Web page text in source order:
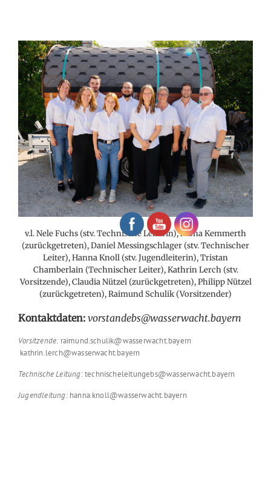
v.l. Nele Fuchs (stv. Technische Leiterin), Mona Kemmerth
(zurückgetreten), Daniel Messingschlager (stv. Technischer
Leiter), Hanna Knoll (stv. Jugendleiterin), Tristan
Chamberlain (Technischer Leiter), Kathrin Lerch (stv.
Vorsitzende), Claudia Nützel (zurückgetreten), Philipp Nützel
(zurückgetreten), Raimund Schulik (Vorsitzender)
Kontaktdaten: vorstandebs@wasserwacht.bayern
Vorsitzende:raimund.schulik@wasserwacht.bayern
kathrin.lerch@wasserwacht.bayern
TechnischeLeitung: technischeleitungebs@wasserwacht.bayern
Jugendleitung: hanna.knoll@wasserwacht.bayern